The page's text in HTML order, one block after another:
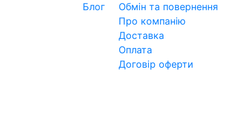
Блог
Обмін та повернення
Про компанію
Доставка
Оплата
Договір оферти